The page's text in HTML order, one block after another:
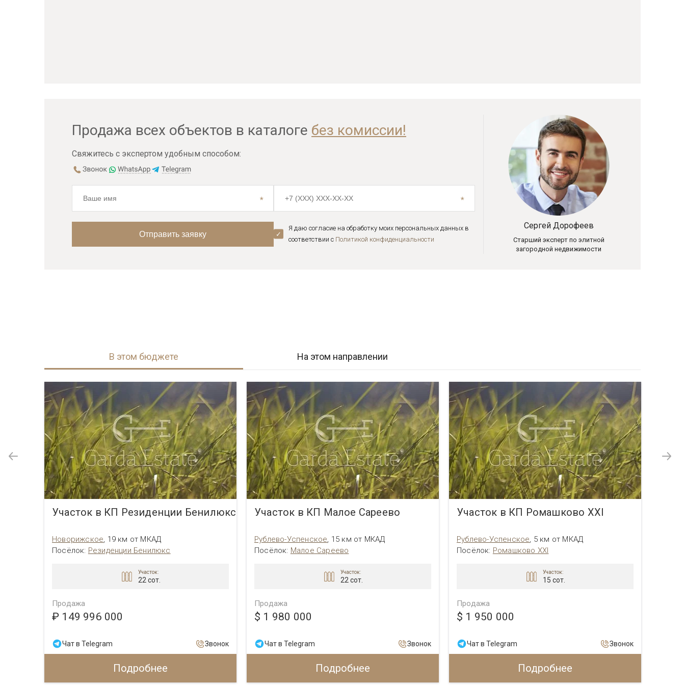
Продажа всех объектов в каталоге без комиссии!
Свяжитесь с экспертом удобным способом:
Я даю согласие на обработку моих персональных данных в
соответствии с Политикой конфиденциальноcти
Сергей Дорофеев
Старший эксперт по элитной
загородной недвижимости
В этом бюджете На этом направлении
Участок в КП Резиденции Бенилюкс
Новорижское 19 км от МКАД
Посёлок: Резиденции Бенилюкс
Участок:
22 сот.
Продажа
₽ 149 996 000
Чат в Telegram Звонок
Подробнее
Участок в КП Малое Сареево
Рублево-Успенское 15 км от МКАД
Посёлок: Малое Сареево
Участок:
22 сот.
Продажа
$ 1 980 000
Чат в Telegram Звонок
Подробнее
Участок в КП Ромашково XXI
Рублево-Успенское 5 км от МКАД
Посёлок: Ромашково XXI
Участок:
15 сот.
Продажа
$ 1 950 000
Чат в Telegram Звонок
Подробнее